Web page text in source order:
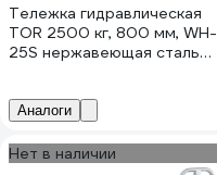
Тележка гидравлическая
TOR 2500 кг, 800 мм, WH-
25S нержавеющая сталь
Аналоги
Нет в наличии